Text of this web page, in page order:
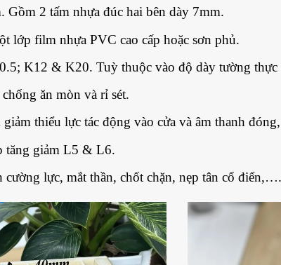
Gồm 2 tấm nhựa đúc hai bên dày 7mm.
lớp film nhựa PVC cao cấp hoặc sơn phủ.
K12 & K20. Tuỳ thuộc vào độ dày tường thực
ăn mòn và rỉ sét.
giảm thiểu lực tác động vào cửa và âm thanh
tăng giảm L5 & L6.
cường lực, mắt thần, chốt chặn, nẹp tân cổ